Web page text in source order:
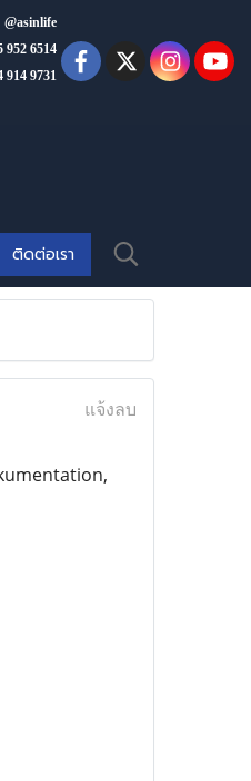
952 6514
914 9731
ติดต่อเรา
แจ้งลบ